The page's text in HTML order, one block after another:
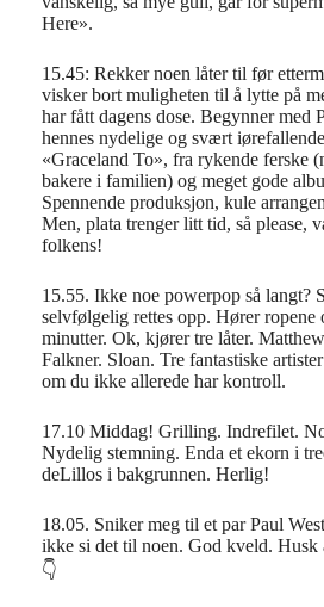
Here».
15.45: Rekker noen låter til før
visker bort muligheten til å lytte på
har fått dagens dose. Begynner med
hennes nydelige og svært
«Graceland To», fra rykende ferske
bakere i familien) og meget gode
Spennende produksjon, kule
Men, plata trenger litt tid, så please,
folkens!
15.55. Ikke noe powerpop så langt?
selvfølgelig rettes opp. Hører ropene
minutter. Ok, kjører tre låter.
Falkner. Sloan. Tre fantastiske
om du ikke allerede har kontroll.
17.10 Middag! Grilling. Indrefilet.
Nydelig stemning. Enda et ekorn i
deLillos i bakgrunnen. Herlig!
18.05. Sniker meg til et par Paul
ikke si det til noen. God kveld. Husk
👇